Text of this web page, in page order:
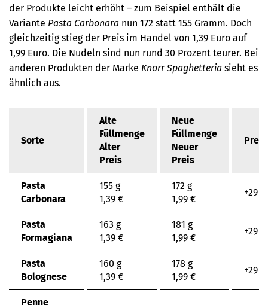
der Produkte leicht erhöht – zum Beispiel enthält die
Variante Pasta Carbonara nun 172 statt 155 Gramm. Doch
gleichzeitig stieg der Preis im Handel von 1,39 Euro auf
1,99 Euro. Die Nudeln sind nun rund 30 Prozent teurer. Bei
anderen Produkten der Marke Knorr Spaghetteria sieht es
ähnlich aus.
Sorte
Alte
Füllmenge
Alter
Preis
Neue
Füllmenge
Neuer
Preis
Pasta
Carbonara
155 g
1,39 €
172 g
1,99 €
+29 %
Pasta
Formagiana
163 g
1,39 €
181 g
1,99 €
+29 %
Pasta
Bolognese
160 g
1,39 €
178 g
1,99 €
+29 %
Penne